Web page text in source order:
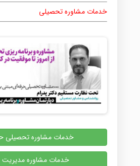
خدمات مشاوره تحصیلی
خدمات مشاوره تحصیلی
خدمات مشاوره مدیریت